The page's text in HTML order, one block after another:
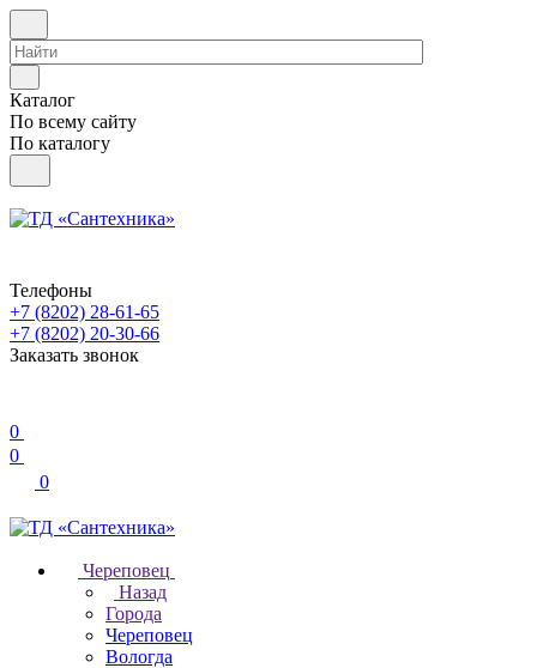
Каталог
По всему сайту
По каталогу
Телефоны
+7 (8202) 28‑61-65
+7 (8202) 20‑30-66
Заказать звонок
0
0
0
Череповец
Назад
Города
Череповец
Вологда